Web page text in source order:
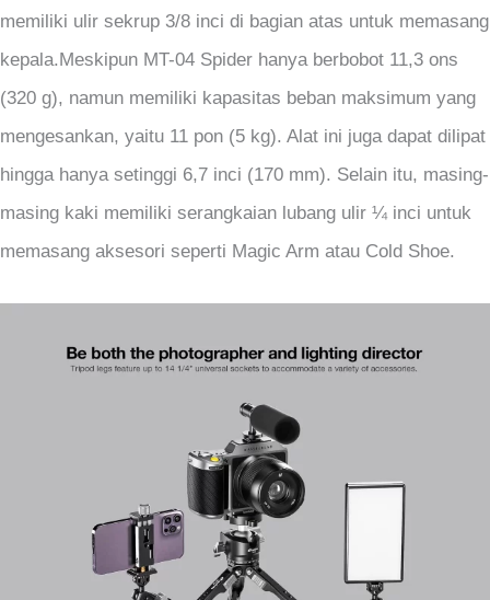
memiliki ulir sekrup 3/8 inci di bagian atas untuk memasang
kepala.Meskipun MT-04 Spider hanya berbobot 11,3 ons
(320 g), namun memiliki kapasitas beban maksimum yang
mengesankan, yaitu 11 pon (5 kg). Alat ini juga dapat dilipat
hingga hanya setinggi 6,7 inci (170 mm). Selain itu, masing-
masing kaki memiliki serangkaian lubang ulir ¼ inci untuk
memasang aksesori seperti Magic Arm atau Cold Shoe.